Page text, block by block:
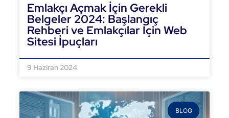
Emlakçı Açmak İçin Gerekli
Belgeler 2024: Başlangıç
Rehberi ve Emlakçılar İçin Web
Sitesi İpuçları
9 Haziran 2024
BLOG